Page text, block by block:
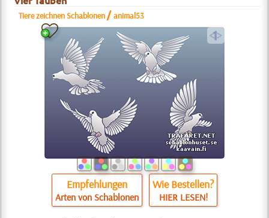
Tiere zeichnen Schablonen /animal53
a
Empfehlungen
Arten von Schablonen
Wie Bestellen?
HIER LESEN!